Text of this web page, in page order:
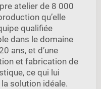
atelier de 8 000
qu’elle
qualifiée
dans le domaine
ans, et d’une
et fabrication de
ce qui lui
solution idéale.